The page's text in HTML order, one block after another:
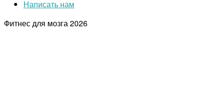
Написать нам
Фитнес для мозга2026